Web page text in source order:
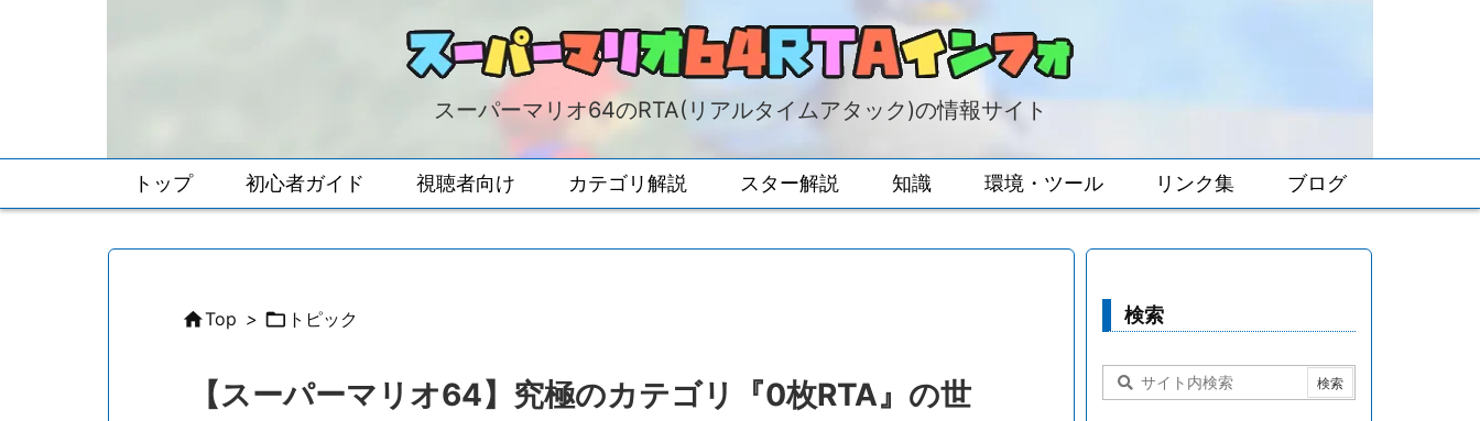
スーパーマリオ64のRTA(リアルタイムアタック)の情報サイト
トップ 初心者ガイド 視聴者向け カテゴリ解説 スター解説 知識 環境・ツール リンク集 ブログ
Top >  トピック
【スーパーマリオ64】究極のカテゴリ『0枚RTA』の世
検索